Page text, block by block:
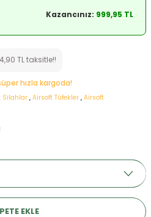
Kazancınız: 999,95 TL
TL taksitle!!
hızla kargoda!
Silahlar , Airsoft Tüfekler , Airsoft
EKLE